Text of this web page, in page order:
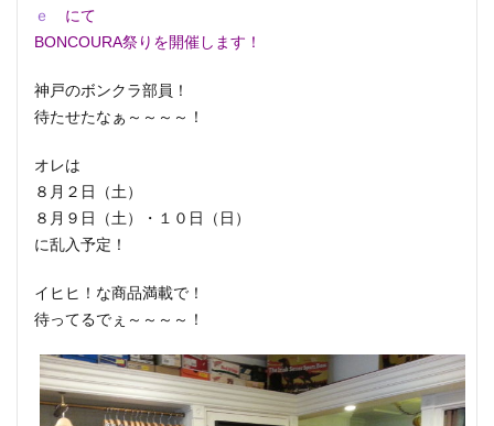
ｅ
にて
BONCOURA祭りを開催します！
神戸のボンクラ部員！
待たせたなぁ～～～～！
オレは
８月２日（土）
８月９日（土）・１０日（日）
に乱入予定！
イヒヒ！な商品満載で！
待ってるでぇ～～～～！